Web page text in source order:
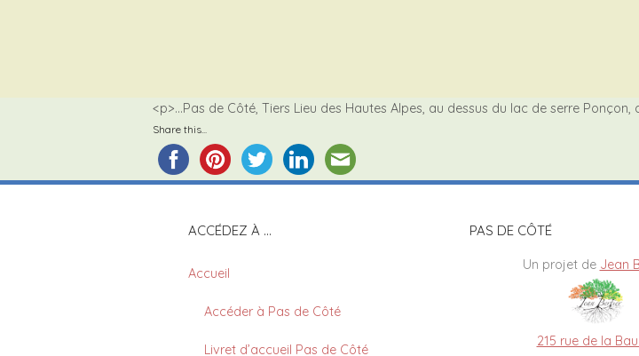
<p>…Pas de Côté, Tiers Lieu des Hautes Alpes, au dessus du lac de serre
Share this...
ACCÉDEZ À …
Accueil
Accéder à Pas de Côté
Livret d’accueil Pas de Côté
PAS DE CÔTÉ
Un projet de Jean
215 rue de la